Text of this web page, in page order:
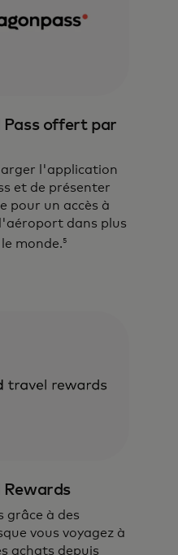
Pass offert par
l'application
et de présenter
pour un accès à
dans plus
monde.5
un nouvel onglet
Rewards
grâce à des
vous voyagez à
achats depuis